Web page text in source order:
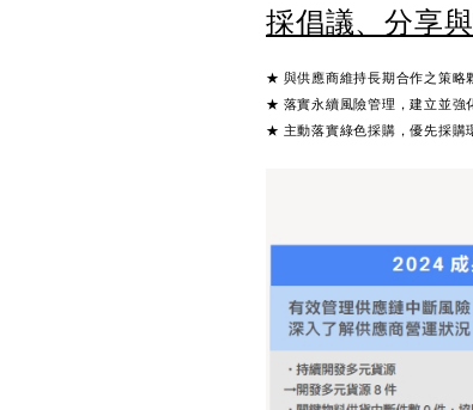
採倡議、分享
★ 與供應商維持長期合作之策略
★ 落實永續風險管理，建立並強
★ 主動落實綠色採購，優先採購